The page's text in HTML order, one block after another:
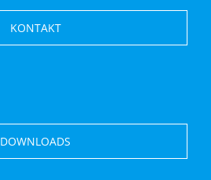
KONTAKT
DOWNLOADS